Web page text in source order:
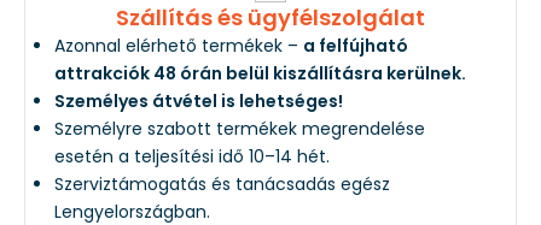
Szállítás és ügyfélszolgálat
Azonnal elérhető termékek – a felfújható
attrakciók 48 órán belül kiszállításra kerülnek.
Személyes átvétel is lehetséges!
Személyre szabott termékek megrendelése
esetén a teljesítési idő 10–14 hét.
Szerviztámogatás és tanácsadás egész
Lengyelországban.